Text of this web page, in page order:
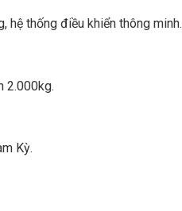
thống điều khiển thông minh.
2.000kg.
Kỳ.